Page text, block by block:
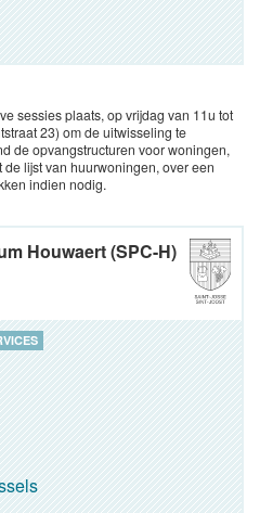
sessies plaats, op vrijdag van 11u tot
23) om de uitwisseling te
de opvangstructuren voor woningen,
lijst van huurwoningen, over een
indien nodig.
Houwaert (SPC-H)